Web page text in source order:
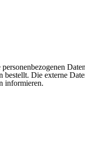
bestellt. Die externe
informieren.